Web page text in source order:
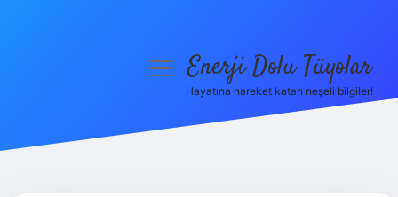
menüyüEnerji Dolu Tüyolar
Hayatına hareket katan neşeli bilgiler!